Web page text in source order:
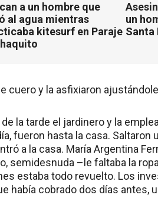
a un hombre que
al agua mientras
kitesurf en Paraje
un
Santa
cuero y la asfixiaron
la tarde el jardinero y la
fueron hasta la casa. Saltaron
a la casa. María Argentina
semidesnuda –le faltaba la
estaba todo revuelto. Los
había cobrado dos días antes,